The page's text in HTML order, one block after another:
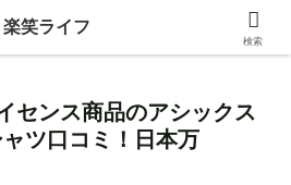
にある価値ある情報を発信！
センス商品のアシックス
ャツ口コミ！日本万
楽笑ライフ
検索